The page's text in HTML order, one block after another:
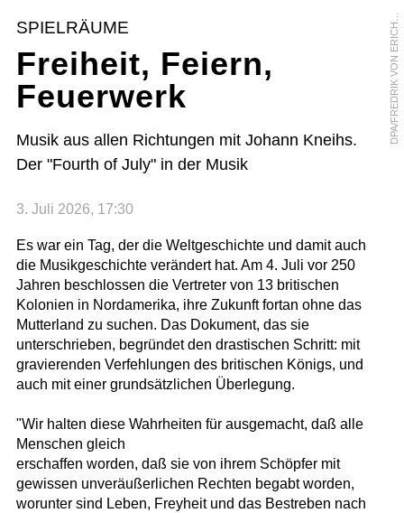
D
P
A
/
F
R
E
D
R
I
K
V
O
N
E
R
I
C
H
S
E
N
SPIELRÄUME
Freiheit, Feiern,
Feuerwerk
Musik aus allen Richtungen mit Johann Kneihs.
Der "Fourth of July" in der Musik
3. Juli 2026, 17:30
Es war ein Tag, der die Weltgeschichte und damit auch
die Musikgeschichte verändert hat. Am 4. Juli vor 250
Jahren beschlossen die Vertreter von 13 britischen
Kolonien in Nordamerika, ihre Zukunft fortan ohne das
Mutterland zu suchen. Das Dokument, das sie
unterschrieben, begründet den drastischen Schritt: mit
gravierenden Verfehlungen des britischen Königs, und
auch mit einer grundsätzlichen Überlegung.
"Wir halten diese Wahrheiten für ausgemacht, daß alle
Menschen gleich
erschaffen worden, daß sie von ihrem Schöpfer mit
gewissen unveräußerlichen Rechten begabt worden,
worunter sind Leben, Freyheit und das Bestreben nach